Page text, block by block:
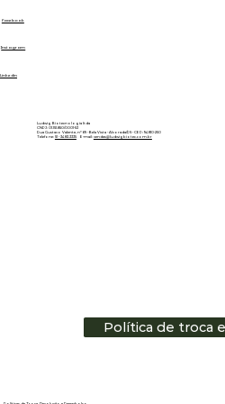
Facebook
Ludwig Biotecnologia ltda
CNPJ: 01.151.850/0001-53
Rua Gustavo Valente, nº 69 - Bela Vista - Alvorada/RS - CEP: 94810-250
Telefone: 51 - 3483.3335E-mail: vendas@ludwigbiotec.com.br
Instagram
Linkedin
Política de troca